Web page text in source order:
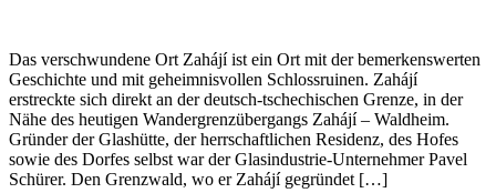
Das verschwundene Ort Zahájí ist ein Ort mit der bemerkenswerten
Geschichte und mit geheimnisvollen Schlossruinen. Zahájí
erstreckte sich direkt an der deutsch-tschechischen Grenze, in der
Nähe des heutigen Wandergrenzübergangs Zahájí – Waldheim.
Gründer der Glashütte, der herrschaftlichen Residenz, des Hofes
sowie des Dorfes selbst war der Glasindustrie-Unternehmer Pavel
Schürer. Den Grenzwald, wo er Zahájí gegründet […]